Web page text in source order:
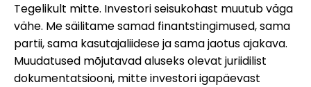
Tegelikult mitte. Investori seisukohast muutub väga
vähe. Me säilitame samad finantstingimused, sama
partii, sama kasutajaliidese ja samajaotusajakava.
Muudatused mõjutavad aluseks olevat juriidilist
dokumentatsiooni, mitte investori igapäevast